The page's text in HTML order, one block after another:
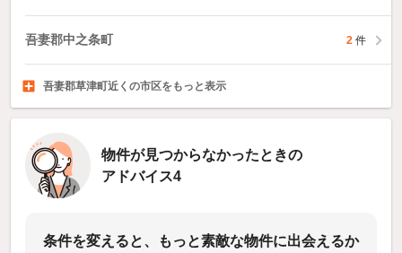
吾妻郡中之条町 2 件
佐波郡玉村町43件
邑楽郡明和町1件
邑楽郡千代田町4件
吾妻郡草津町近くの市区をもっと表示
物件が見つからなかったときの
アドバイス4
条件を変えると、もっと素敵な物件に出会えるか